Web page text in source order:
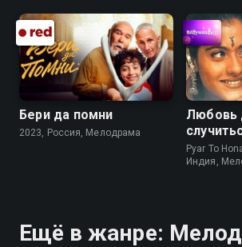
Бери да помни
2023, Россия, Мелодрама
Любовь
Pyar To
Индия,
Ещё в жанре: